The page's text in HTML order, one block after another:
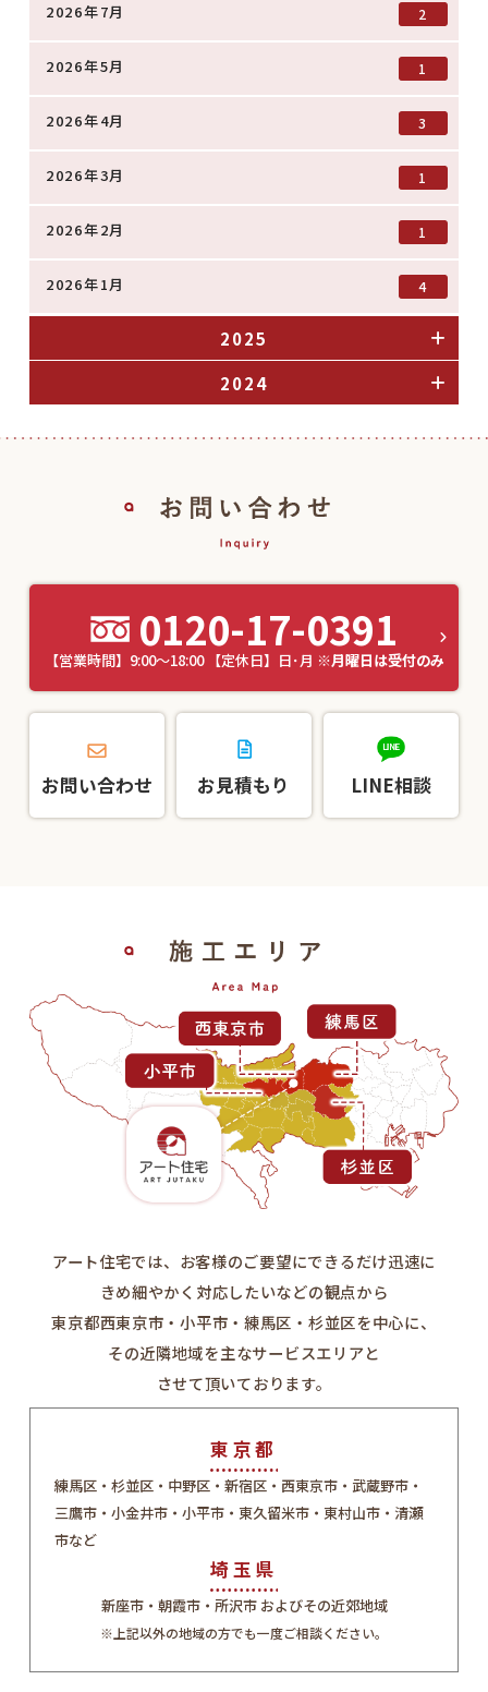
2026年7月 2
2026年5月 1
2026年4月 3
2026年3月 1
2026年2月 1
2026年1月 4
2025
2024
0120-17-0391
【営業時間】9:00～18:00 【定休日】日･月 ※月曜日は受付のみ
お問い合わせ お見積もり LINE相談
アート住宅では、お客様のご要望にできるだけ迅速に
きめ細やかく対応したいなどの観点から
東京都西東京市・小平市・練馬区・杉並区を中心に、
その近隣地域を主なサービスエリアと
させて頂いております。
東京都
練馬区・杉並区・中野区・新宿区・西東京市・武蔵野市・
三鷹市・小金井市・小平市・東久留米市・東村山市・清瀬
市など
埼玉県
新座市・朝霞市・所沢市 およびその近郊地域
※上記以外の地域の方でも一度ご相談ください。